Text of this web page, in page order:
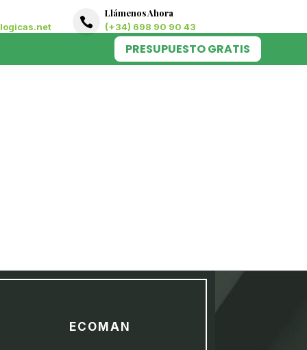

Llámenos Ahora
(+34) 698 90 90 43
PRESUPUESTO GRATIS
ECOMAN